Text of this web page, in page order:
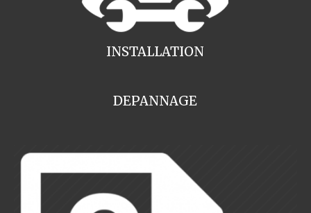
INSTALLATION
DEPANNAGE